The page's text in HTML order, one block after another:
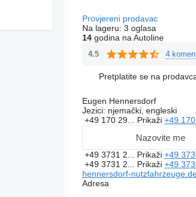
Provjereni prodavac
Na lageru: 3 oglasa
14godina na Autoline
4.5 4
Pretplatite se na
Eugen Hennersdorf
Jezici: njemački, engleski
+49 170 29... Prikaži +49
Nazovite me
+49 3731 2... Prikaži +49
+49 3731 2... Prikaži +49
hennersdorf-
Adresa